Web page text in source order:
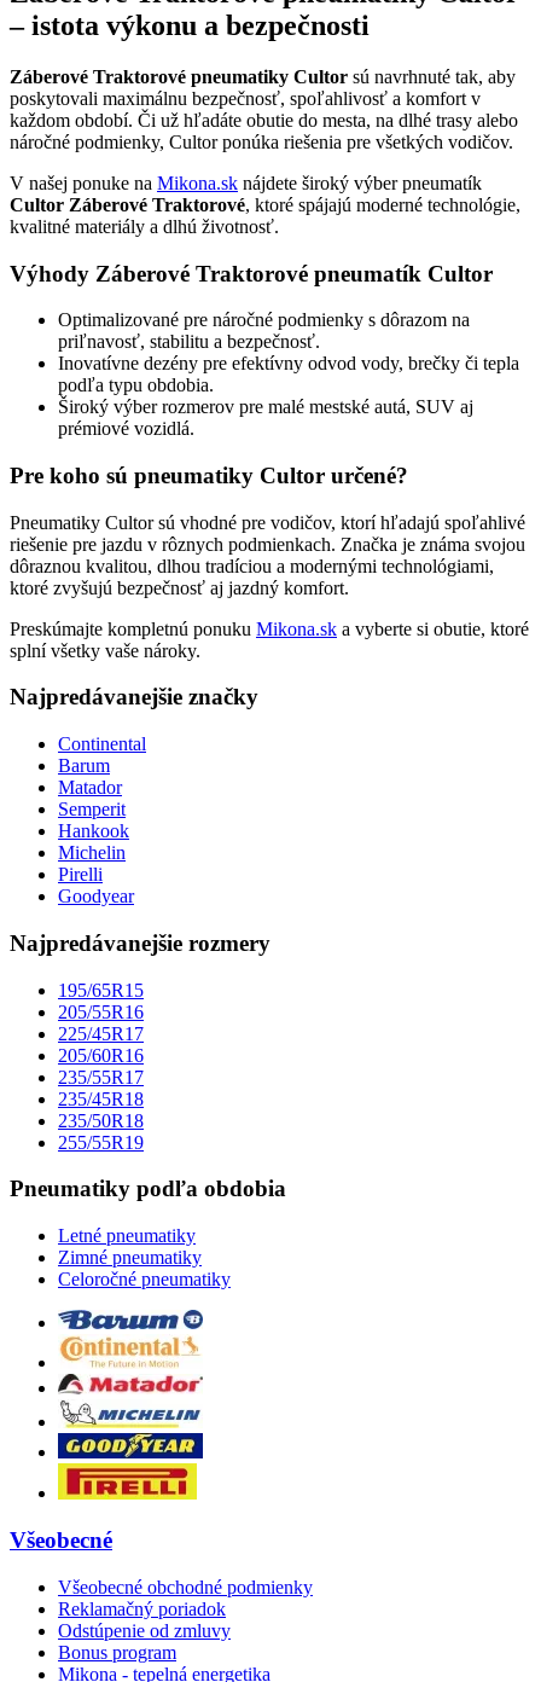
– istota výkonu a bezpečnosti
Záberové Traktorové pneumatiky Cultor sú navrhnuté tak, aby
poskytovali maximálnu bezpečnosť, spoľahlivosť a komfort v
každom období. Či už hľadáte obutie do mesta, na dlhé trasy alebo
náročné podmienky, Cultor ponúka riešenia pre všetkých vodičov.
V našej ponuke na Mikona.sk nájdete široký výber pneumatík
Cultor Záberové Traktorové, ktoré spájajú moderné technológie,
kvalitné materiály a dlhú životnosť.
Výhody Záberové Traktorové pneumatík Cultor
Optimalizované pre náročné podmienky s dôrazom na
priľnavosť, stabilitu a bezpečnosť.
Inovatívne dezény pre efektívny odvod vody, brečky či tepla
podľa typu obdobia.
Široký výber rozmerov pre malé mestské autá, SUV aj
prémiové vozidlá.
Pre koho sú pneumatiky Cultor určené?
Pneumatiky Cultor sú vhodné pre vodičov, ktorí hľadajú spoľahlivé
riešenie pre jazdu v rôznych podmienkach. Značka je známa svojou
dôraznou kvalitou, dlhou tradíciou a modernými technológiami,
ktoré zvyšujú bezpečnosť aj jazdný komfort.
Preskúmajte kompletnú ponuku Mikona.sk a vyberte si obutie, ktoré
splní všetky vaše nároky.
Najpredávanejšie značky
Continental
Barum
Matador
Semperit
Hankook
Michelin
Pirelli
Goodyear
Najpredávanejšie rozmery
195/65R15
205/55R16
225/45R17
205/60R16
235/55R17
235/45R18
235/50R18
255/55R19
Pneumatiky podľa obdobia
Letné pneumatiky
Zimné pneumatiky
Celoročné pneumatiky
Všeobecné
Všeobecné obchodné podmienky
Reklamačný poriadok
Odstúpenie od zmluvy
Bonus program
Mikona - tepelná energetika